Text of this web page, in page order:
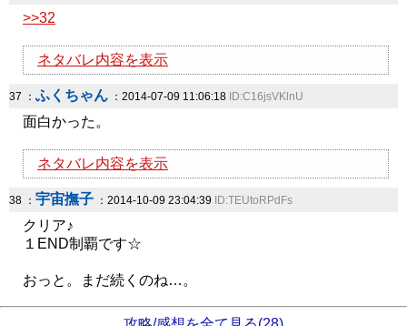
>>32
ネタバレ内容を表示
37 ： ふくちゃん ：2014-07-09 11:06:18 ID:C16jsVKlnU
面白かった。
ネタバレ内容を表示
38 ： 宇宙撫子 ：2014-10-09 23:04:39 ID:TEUtoRPdFs
クリア♪
１END制覇です☆
おっと。まだ続くのね…。